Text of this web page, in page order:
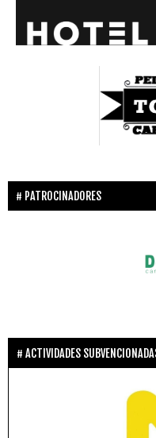
PATROCINADORES
ACTIVIDADES